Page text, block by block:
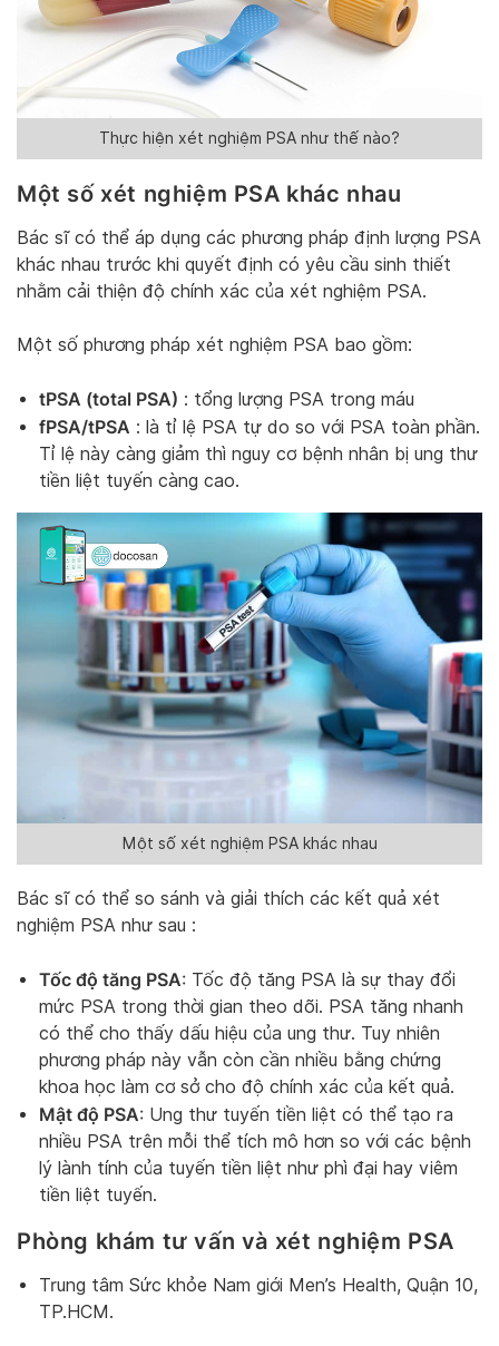
Thực hiện xét nghiệm PSA như thế nào?
Một số xét nghiệm PSA khác nhau
Bác sĩ có thể áp dụng các phương pháp định lượng PSA
khác nhau trước khi quyết định có yêu cầu sinh thiết
nhằm cải thiện độ chính xác của xét nghiệm PSA.
Một số phương pháp xét nghiệm PSA bao gồm:
tPSA (total PSA) : tổng lượng PSA trong máu
fPSA/tPSA : là tỉ lệ PSA tự do so với PSA toàn phần.
Tỉ lệ này càng giảm thì nguy cơ bệnh nhân bị ung thư
tiền liệt tuyến càng cao.
Một số xét nghiệm PSA khác nhau
Bác sĩ có thể so sánh và giải thích các kết quả xét
nghiệm PSA như sau :
Tốc độ tăng PSA: Tốc độ tăng PSA là sự thay đổi
mức PSA trong thời gian theo dõi. PSA tăng nhanh
có thể cho thấy dấu hiệu của ung thư. Tuy nhiên
phương pháp này vẫn còn cần nhiều bằng chứng
khoa học làm cơ sở cho độ chính xác của kết quả.
Mật độ PSA: Ung thư tuyến tiền liệt có thể tạo ra
nhiều PSA trên mỗi thể tích mô hơn so với các bệnh
lý lành tính của tuyến tiền liệt như phì đại hay viêm
tiền liệt tuyến.
Phòng khám tư vấn và xét nghiệm PSA
Trung tâm Sức khỏe Nam giới Men’s Health, Quận 10,
TP.HCM.